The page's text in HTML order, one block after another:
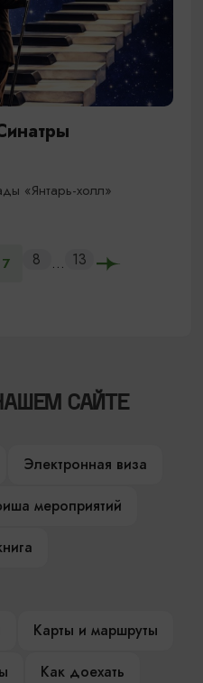
«Янтарь-холл»
7 8 ... 13
САЙТЕ
Электронная виза
мероприятий
Карты и маршруты
Как доехать